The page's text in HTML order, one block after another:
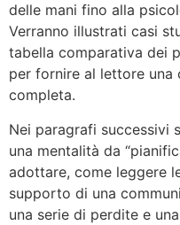
delle mani fino alla
Verranno illustrati casi
tabella comparativa dei
per fornire al lettore
completa.
Nei paragrafi successivi
una mentalità da
adottare, come leggere
supporto di una
una serie di perdite e